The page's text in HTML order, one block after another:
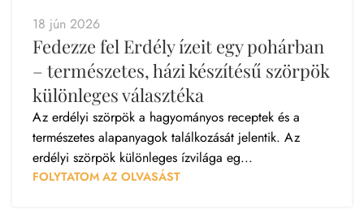
18 jún 2026
Fedezze fel Erdély ízeit egy pohárban
– természetes, házi készítésű szörpök
különleges választéka
Az erdélyi szörpök a hagyományos receptek és a
természetes alapanyagok találkozását jelentik. Az
erdélyi szörpök különleges ízvilága eg...
FOLYTATOM AZ OLVASÁST